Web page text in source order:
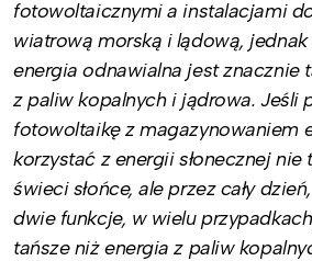
fotowoltaicznymi a instalacjami
wiatrową morską i lądową,
energia odnawialna jest znacznie
z paliw kopalnych i jądrowa. Jeśli
fotowoltaikę z magazynowaniem
korzystać z energii słonecznej nie
świeci słońce, ale przez cały
dwie funkcje, w wielu
tańsze niż energia z paliw